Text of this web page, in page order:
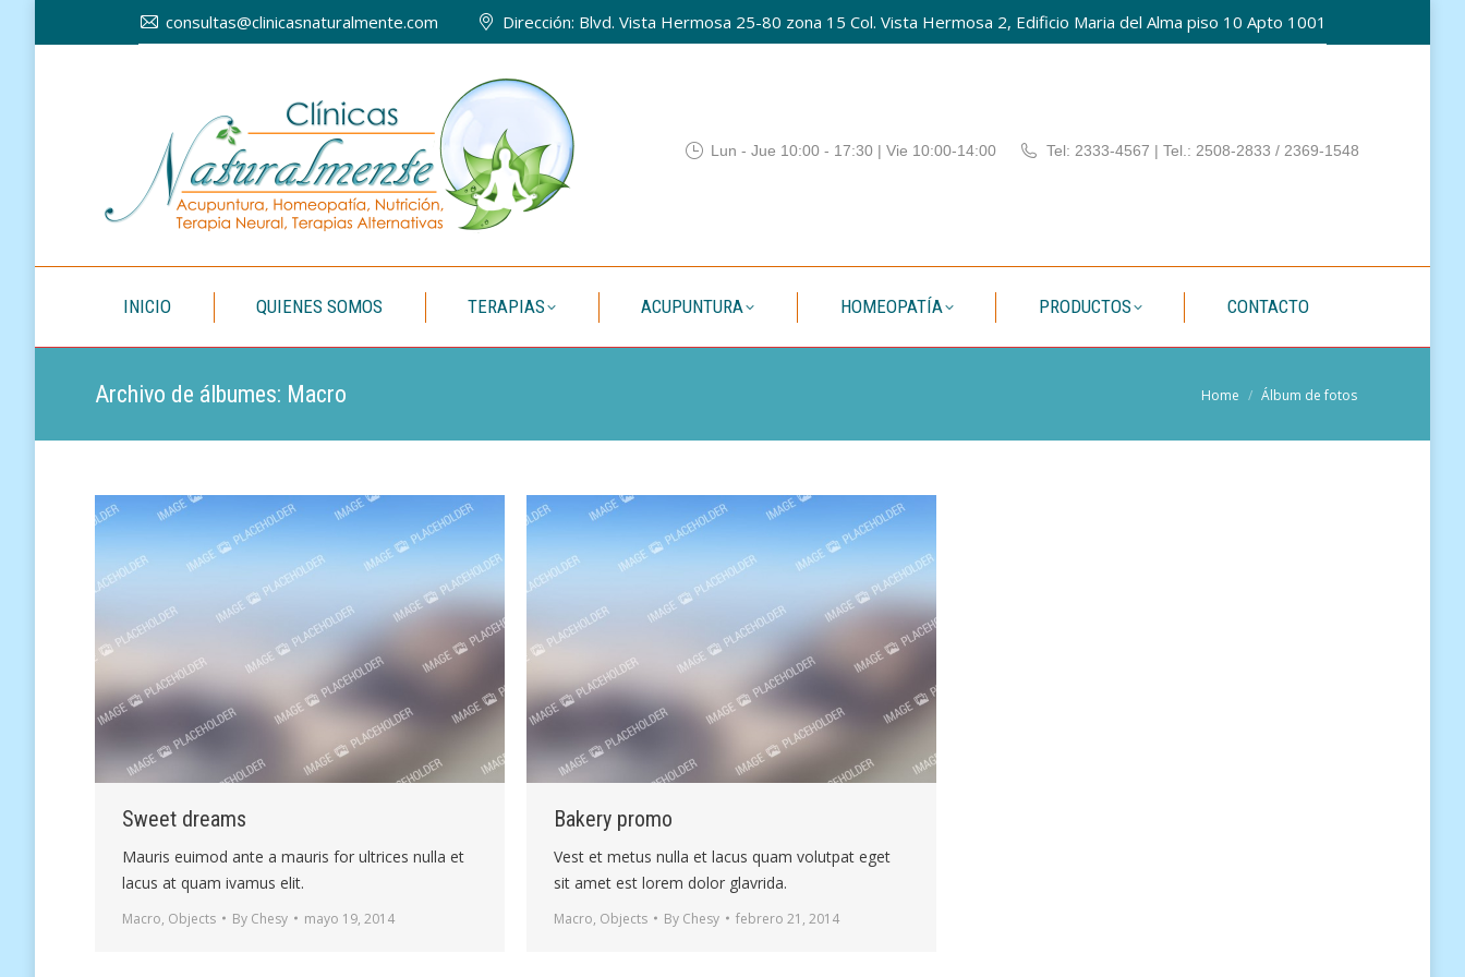
consultas@clinicasnaturalmente.com Dirección: Blvd. Vista Hermosa 25-80 zona 15 Col. Vista Hermosa 2, Edificio Maria del Alma piso 10 Apto 1001
Lun - Jue 10:00 - 17:30 | Vie 10:00-14:00 Tel: 2333-4567 | Tel.: 2508-2833 / 2369-1548
INICIO QUIENES SOMOS TERAPIAS ACUPUNTURA HOMEOPATÍA PRODUCTOS CONTACTO
Archivo de álbumes: Macro You are here:
Home Álbum de fotos
Sweet dreams
Mauris euimod ante a mauris for ultrices nulla et
lacus at quam ivamus elit.
Macro, Objects By Chesy mayo 19, 2014
Bakery promo
Vest et metus nulla et lacus quam volutpat eget
sit amet est lorem dolor glavrida.
Macro, Objects By Chesy febrero 21, 2014
INICIO QUIENES SOMOS TERAPIAS ACUPUNTURA HOMEOPATÍA PRODUCTOS CONTACTO